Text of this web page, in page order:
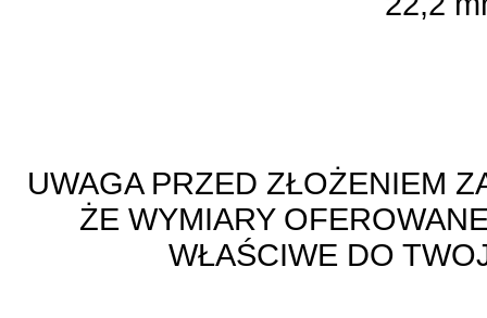
UWAGA PRZED ZŁOŻENIEM
ŻE WYMIARY
WŁAŚCIWE DO